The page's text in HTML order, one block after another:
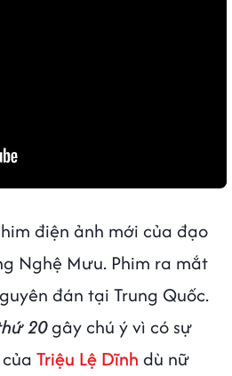
điện ảnh mới của đạo
Nghệ Mưu. Phim ra mắt
đán tại Trung Quốc.
20gây chú ý vì có sự
Triệu Lệ Dĩnh dù nữ